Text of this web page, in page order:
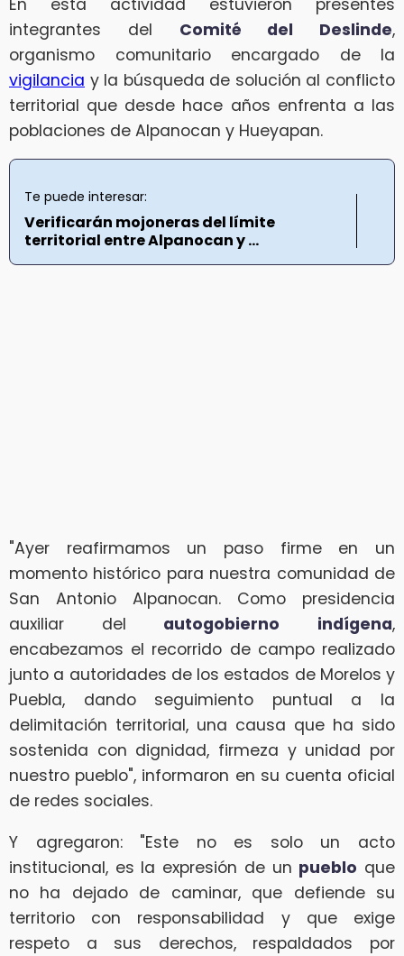
integrantes del Comité del Deslinde,
organismo comunitario encargado de la
vigilancia y la búsqueda de solución al conflicto
territorial que desde hace años enfrenta a las
poblaciones de Alpanocan y Hueyapan.
Te puede interesar:
Verificarán mojoneras del límite
territorial entre Alpanocan y ...
"Ayer reafirmamos un paso firme en un
momento histórico para nuestra comunidad de
San Antonio Alpanocan. Como presidencia
auxiliar del autogobierno indígena,
encabezamos el recorrido de campo realizado
junto a autoridades de los estados de Morelos y
Puebla, dando seguimiento puntual a la
delimitación territorial, una causa que ha sido
sostenida con dignidad, firmeza y unidad por
nuestro pueblo", informaron en su cuenta oficial
de redes sociales.
Y agregaron: "Este no es solo un acto
institucional, es la expresión de un pueblo que
no ha dejado de caminar, que defiende su
territorio con responsabilidad y que exige
respeto a sus derechos, respaldados por